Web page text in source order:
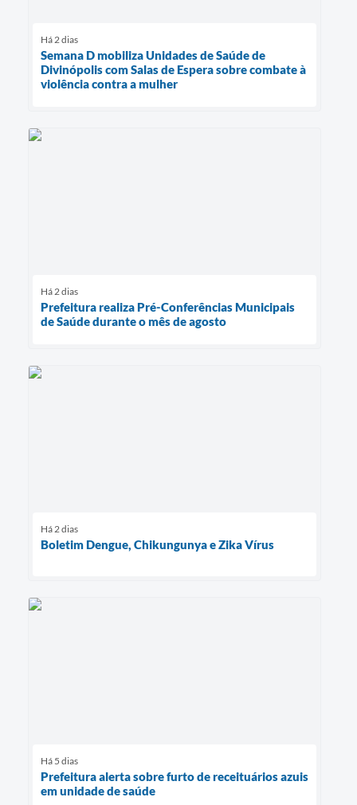
Há 2 dias
Semana D mobiliza Unidades de Saúde de
Divinópolis com Salas de Espera sobre combate à
violência contra a mulher
Há 2 dias
Prefeitura realiza Pré-Conferências Municipais
de Saúde durante o mês de agosto
Há 2 dias
Boletim Dengue, Chikungunya e Zika Vírus
Há 5 dias
Prefeitura alerta sobre furto de receituários azuis
em unidade de saúde